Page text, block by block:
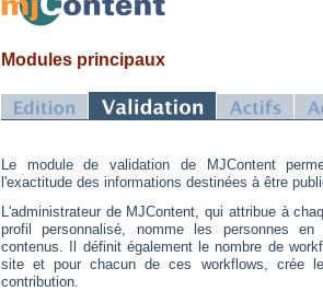
Modules principaux
Le module de validation de MJContent
l'exactitude des informations destinées à être
L'administrateur de MJContent, qui attribue à
profil personnalisé, nomme les personnes
contenus. Il définit également le nombre de
site et pour chacun de ces workflows, crée
contribution.